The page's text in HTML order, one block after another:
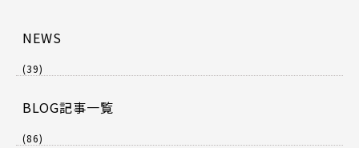
NEWS
(39)
BLOG記事一覧
(86)